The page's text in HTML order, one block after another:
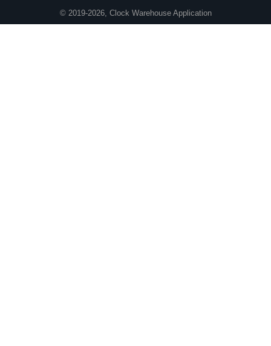
© 2019-2026, Clock Warehouse Application